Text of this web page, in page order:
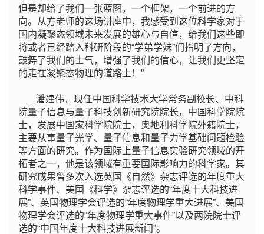
但是却给了我们一张蓝图，一个框架，一个前进的方
向。从方老师的这场讲座中，我感受到这位科学家对于
国内凝聚态领域未来发展的雄心与自信，给我们这些即
将或者已经踏入科研阶段的“学弟学妹”们指明了方向，
鼓舞了我们的士气，增强了我们的信心，让我们更坚定
的走在凝聚态物理的道路上！”
潘建伟，现任中国科学技术大学常务副校长、中科
院量子信息与量子科技创新研究院院长，中国科学院院
士，发展中国家科学院院士，奥地利科学院外籍院士，
主要从事量子光学、量子信息和量子力学基础问题检验
等方面的研究。作为国际上量子信息实验研究领域的开
拓者之一，他是该领域有重要国际影响力的科学家。其
研究成果曾多次入选英国《自然》杂志评选的年度重大
科学事件、美国《科学》杂志评选的“年度十大科技进
展”、英国物理学会评选的“年度物理学重大进展”、美国
物理学会评选的“年度物理学重大事件”以及两院院士评
选的“中国年度十大科技进展新闻”。